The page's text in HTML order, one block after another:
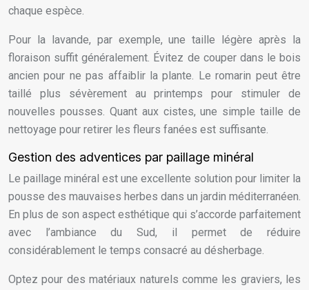
chaque espèce.
Pour la lavande, par exemple, une taille légère après la
floraison suffit généralement. Évitez de couper dans le bois
ancien pour ne pas affaiblir la plante. Le romarin peut être
taillé plus sévèrement au printemps pour stimuler de
nouvelles pousses. Quant aux cistes, une simple taille de
nettoyage pour retirer les fleurs fanées est suffisante.
Gestion des adventices par paillage minéral
Le paillage minéral est une excellente solution pour limiter la
pousse des mauvaises herbes dans un jardin méditerranéen.
En plus de son aspect esthétique qui s’accorde parfaitement
avec l’ambiance du Sud, il permet de réduire
considérablement le temps consacré au désherbage.
Optez pour des matériaux naturels comme les graviers, les